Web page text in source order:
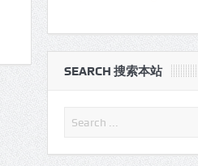
SEARCH 搜索本站